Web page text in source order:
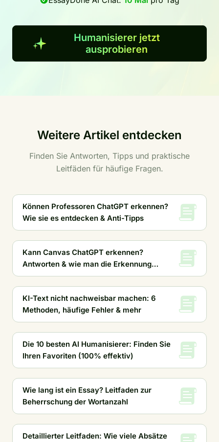
Humanisierer jetzt
ausprobieren
Weitere Artikel entdecken
Finden Sie Antworten, Tipps und praktische
Leitfäden für häufige Fragen.
Können Professoren ChatGPT erkennen?
Wie sie es entdecken & Anti-Tipps
Kann Canvas ChatGPT erkennen?
Antworten & wie man die Erkennung
vermeidet
KI-Text nicht nachweisbar machen: 6
Methoden, häufige Fehler & mehr
Die 10 besten AI Humanisierer: Finden Sie
Ihren Favoriten (100% effektiv)
Wie lang ist ein Essay? Leitfaden zur
Beherrschung der Wortanzahl
Detaillierter Leitfaden: Wie viele Absätze